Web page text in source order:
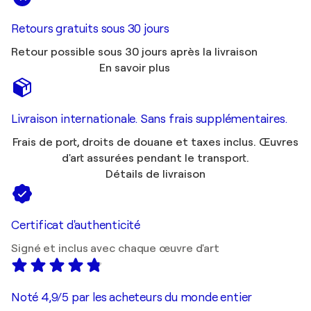
Retours gratuits sous 30 jours
Retour possible sous 30 jours après la livraison
En savoir plus
Livraison internationale. Sans frais supplémentaires.
Frais de port, droits de douane et taxes inclus. Œuvres
d'art assurées pendant le transport.
Détails de livraison
Certificat d'authenticité
Signé et inclus avec chaque œuvre d'art
Noté 4,9/5 par les acheteurs du monde entier